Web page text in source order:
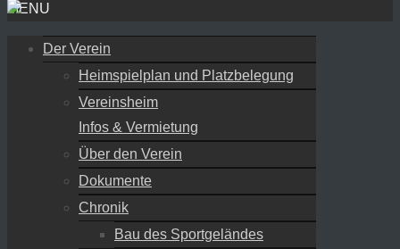
MENU
Der Verein
Heimspielplan und Platzbelegung
Vereinsheim
Infos & Vermietung
Über den Verein
Dokumente
Chronik
Bau des Sportgeländes